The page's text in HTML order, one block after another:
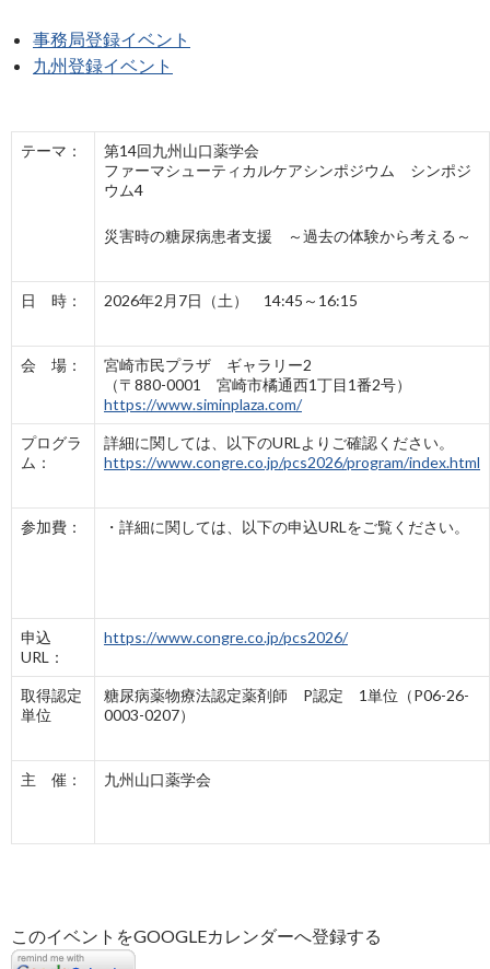
事務局登録イベント
九州登録イベント
テーマ：
第14回九州山口薬学会
ファーマシューティカルケアシンポジウム シンポジ
ウム4
災害時の糖尿病患者支援 ～過去の体験から考える～
日 時： 2026年2月7日（土） 14:45～16:15
会 場：
宮崎市民プラザ ギャラリー2
（〒880-0001 宮崎市橘通西1丁目1番2号）
https://www.siminplaza.com/
プログラ
ム：
詳細に関しては、以下のURLよりご確認ください。
https://www.congre.co.jp/pcs2026/program/index.html
参加費： ・詳細に関しては、以下の申込URLをご覧ください。
申込
URL：
https://www.congre.co.jp/pcs2026/
取得認定
単位
糖尿病薬物療法認定薬剤師 P認定 1単位（P06-26-
0003-0207）
主 催： 九州山口薬学会
このイベントをGOOGLEカレンダーへ登録する